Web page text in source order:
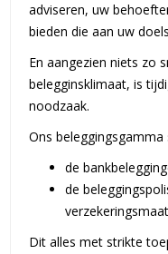
adviseren, uw
bieden die aan uw
En aangezien niets zo
belegginsklimaat, is
noodzaak.
Ons
de
de
Dit alles met strikte